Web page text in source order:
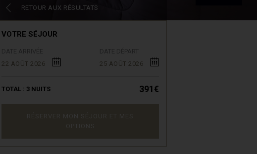
RETOUR AUX RÉSULTATS
VOTRE SÉJOUR
22 AOÛT 2026
25 AOÛT 2026
TOTAL : 3 NUITS 391€